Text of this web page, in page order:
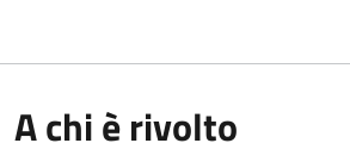
A chi è rivolto